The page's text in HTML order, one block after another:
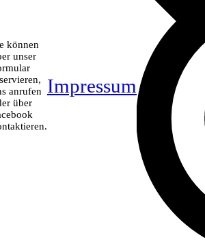
können
unser
anrufen
über
Impressum